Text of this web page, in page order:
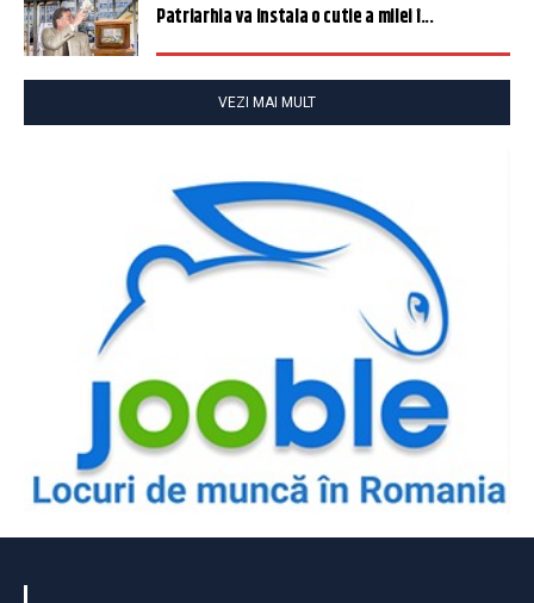
Patriarhia va instala o cutie a milei î...
VEZI MAI MULT